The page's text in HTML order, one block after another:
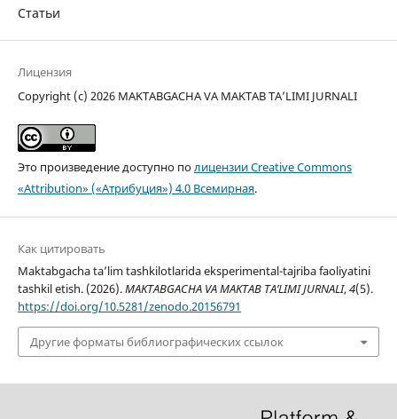
Статьи
Лицензия
Copyright (c) 2026 MAKTABGACHA VA MAKTAB TA’LIMI JURNALI
Это произведение доступно по лицензии Creative Commons
«Attribution» («Атрибуция») 4.0 Всемирная.
Как цитировать
Maktabgacha ta’lim tashkilotlarida eksperimental-tajriba faoliyatini
tashkil etish. (2026).MAKTABGACHA VA MAKTAB TA’LIMI JURNALI,4(5).
https://doi.org/10.5281/zenodo.20156791
Другие форматы библиографических ссылок